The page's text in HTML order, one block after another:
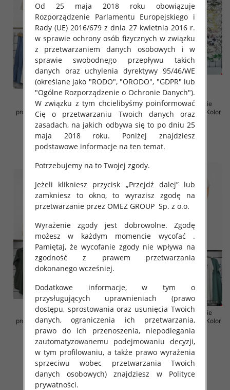
Spódnice damskie (Włoskie
produkt) Roz Standard, Mix Kolor
Paczka 5 szt
35.00 zł
szczegóły
Sukienki damskie (Włoskie
produkt) Roz Standard, Mix Kolor
Paczka 5 szt
35.00 zł
szczegóły
Sukienki damskie (Włoskie
produkt) Roz Standard, Mix Kolor
Paczka 5 szt
35.00 zł
szczegóły
Sukienki damskie (Włoskie
produkt) Roz Standard, Mix Kolor
Paczka 5 szt
35.00 zł
szczegóły
Od 25 maja 2018 roku obowiązuje
Rozporządzenie Parlamentu Europejskiego i
Rady (UE) 2016/679 z dnia 27 kwietnia 2016 r.
w sprawie ochrony osób fizycznych w związku
z przetwarzaniem danych osobowych i w
sprawie swobodnego przepływu takich
danych oraz uchylenia dyrektywy 95/46/WE
(określane jako "RODO", "ORODO", "GDPR" lub
"Ogólne Rozporządzenie o Ochronie Danych").
W związku z tym chcielibyśmy poinformować
Cię o przetwarzaniu Twoich danych oraz
zasadach, na jakich odbywa się to po dniu 25
maja 2018 roku. Poniżej znajdziesz
podstawowe informacje na ten temat.
Potrzebujemy na to Twojej zgody.
Jeżeli klikniesz przycisk „Przejdź dalej” lub
zamkniesz to okno, to wyrazisz zgodę na
przetwarzanie przez OMEZ GROUP Sp. z o.o.
Wyrażenie zgody jest dobrowolne. Zgodę
możesz w każdym momencie wycofać .
Pamiętaj, że wycofanie zgody nie wpływa na
zgodność z prawem przetwarzania
dokonanego wcześniej.
Dodatkowe informacje, w tym o
przysługujących uprawnieniach (prawo
dostępu, sprostowania oraz usunięcia Twoich
danych, ograniczenia ich przetwarzania,
prawo do ich przenoszenia, niepodlegania
zautomatyzowanemu podejmowaniu decyzji,
w tym profilowaniu, a także prawo wyrażenia
sprzeciwu wobec przetwarzania Twoich
danych osobowych) znajdziesz w Polityce
prywatności.